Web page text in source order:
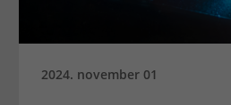
2024. november 01